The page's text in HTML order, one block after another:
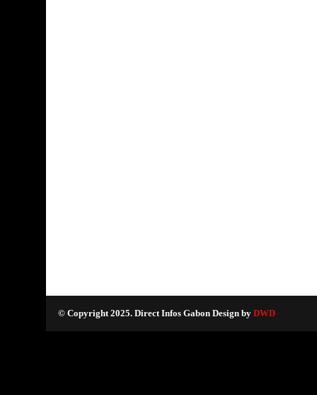
© Copyright 2025. Direct Infos Gabon Design by DWD